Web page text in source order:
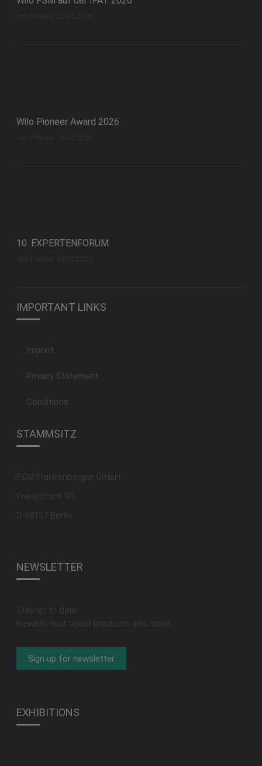
Wilo Pioneer Award 2026
10. EXPERTENFORUM
IMPORTANT LINKS
Imprint
Privacy Statement
Conditions
STAMMSITZ
FSM Frankenberger GmbH
Friedrichstr. 95
D-10117 Berlin
NEWSLETTER
Stay up to date!
Newest next about products and more.
EXHIBITIONS